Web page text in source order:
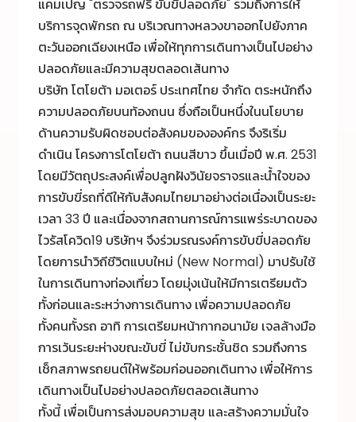
แคมเปญ "ตรวจรถฟรี ขับขี่ปลอดภัย" รวมถึงการให้
บริการจุดพักรถ ณ บริเวณทางหลวงขาออกไปยังภาค
ตะวันออกเฉียงเหนือ เพื่อให้ทุกการเดินทางเป็นไปอย่าง
ปลอดภัยและมีความสุขตลอดเส้นทาง
บริษัท โตโยต้า มอเตอร์ ประเทศไทย จำกัด ตระหนักถึง
ความปลอดภัยบนท้องถนน ซึ่งถือเป็นหนึ่งในนโยบาย
ด้านความรับผิดชอบต่อสังคมขององค์กร จึงริเริ่ม
ดำเนิน โครงการโตโยต้า ถนนสีขาว ขึ้นเมื่อปี พ.ศ. 2531
โดยมีวัตถุประสงค์เพื่อปลูกฝังวินัยจราจรและน้ำใจของ
การขับขี่รถที่ดีให้กับสังคมไทยมาอย่างต่อเนื่องเป็นระยะ
เวลา 33 ปี และเนื่องจากสถานการณ์การแพร่ระบาดของ
ไวรัสโควิด19 บริษัทฯ จึงร่วมรณรงค์การขับขี่ปลอดภัย
โดยการนำวิถีชีวิตแบบใหม่ (New Normal) มาปรับใช้
ในการเดินทางท่องเที่ยว โดยมุ่งเน้นให้มีการเตรียมตัว
ทั้งก่อนและระหว่างการเดินทาง เพื่อความปลอดภัย
ทั้งคนทั้งรถ อาทิ การเตรียมหน้ากากอนามัย เจลล้างมือ
การเว้นระยะห่างขณะขับขี่ ไม่ขับกระชั้นชิด รวมถึงการ
เช็กสภาพรถยนต์ให้พร้อมก่อนออกเดินทาง เพื่อให้การ
เดินทางเป็นไปอย่างปลอดภัยตลอดเส้นทาง
ทั้งนี้ เพื่อเป็นการส่งมอบความสุข และสร้างความมั่นใจ